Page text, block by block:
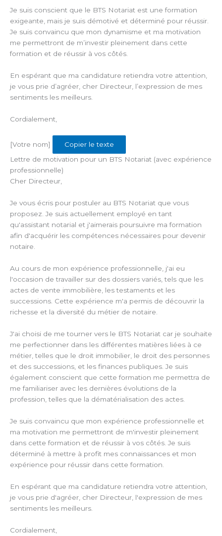
Je suis conscient que le BTS Notariat est une formation
exigeante, mais je suis démotivé et déterminé pour réussir.
Je suis convaincu que mon dynamisme et ma motivation
me permettront de m’investir pleinement dans cette
formation et de réussir à vos côtés.
En espérant que ma candidature retiendra votre attention,
je vous prie d’agréer, cher Directeur, l’expression de mes
sentiments les meilleurs.
Cordialement,
[Votre nom]
Copier le texte
Lettre de motivation pour un BTS Notariat (avec expérience
professionnelle)
Cher Directeur,
Je vous écris pour postuler au BTS Notariat que vous
proposez. Je suis actuellement employé en tant
qu'assistant notarial et j'aimerais poursuivre ma formation
afin d'acquérir les compétences nécessaires pour devenir
notaire.
Au cours de mon expérience professionnelle, j'ai eu
l'occasion de travailler sur des dossiers variés, tels que les
actes de vente immobilière, les testaments et les
successions. Cette expérience m'a permis de découvrir la
richesse et la diversité du métier de notaire.
J'ai choisi de me tourner vers le BTS Notariat car je souhaite
me perfectionner dans les différentes matières liées à ce
métier, telles que le droit immobilier, le droit des personnes
et des successions, et les finances publiques. Je suis
également conscient que cette formation me permettra de
me familiariser avec les dernières évolutions de la
profession, telles que la dématérialisation des actes.
Je suis convaincu que mon expérience professionnelle et
ma motivation me permettront de m'investir pleinement
dans cette formation et de réussir à vos côtés. Je suis
déterminé à mettre à profit mes connaissances et mon
expérience pour réussir dans cette formation.
En espérant que ma candidature retiendra votre attention,
je vous prie d'agréer, cher Directeur, l'expression de mes
sentiments les meilleurs.
Cordialement,